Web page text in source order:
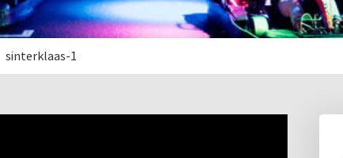
sinterklaas-1